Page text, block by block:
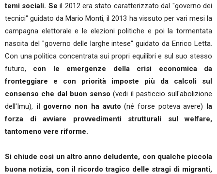
temi sociali. Se il 2012 era stato caratterizzato dal "governo dei
tecnici" guidato da Mario Monti, il 2013 ha vissuto per vari mesi la
campagna elettorale e le elezioni politiche e poi la tormentata
nascita del "governo delle larghe intese" guidato da Enrico Letta.
Con una politica concentrata sui propri equilibri e sul suo stesso
futuro, con le emergenze della crisi economica da
fronteggiare e con priorità imposte più da calcoli sul
consenso che dal buon senso (vedi il pasticcio sull'abolizione
dell'Imu), il governo non ha avuto (né forse poteva avere) la
forza di avviare provvedimenti strutturali sul welfare,
tantomeno vere riforme.
Si chiude così un altro anno deludente, con qualche piccola
buona notizia, con il ricordo tragico delle stragi di migranti,